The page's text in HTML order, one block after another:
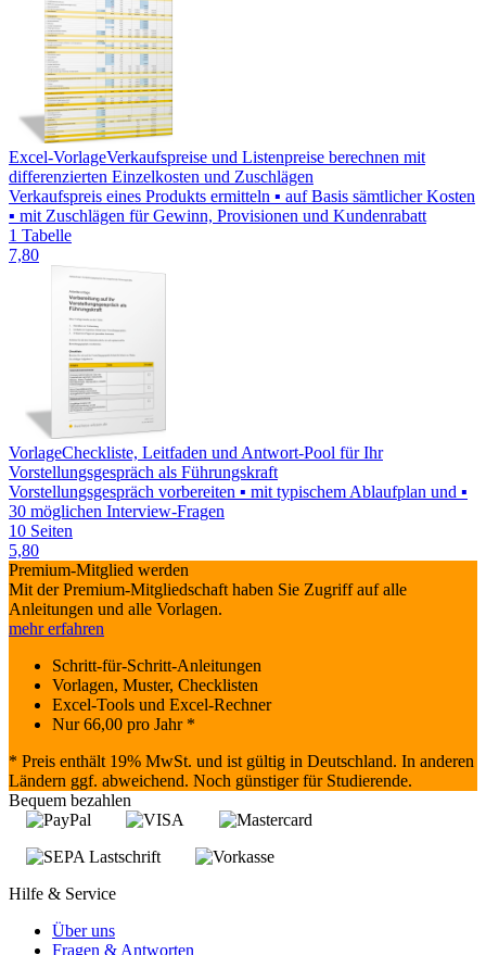
Excel-VorlageVerkaufspreise und Listenpreise berechnen mit
differenzierten Einzelkosten und Zuschlägen
Verkaufspreis eines Produkts ermitteln ▪ auf Basis sämtlicher Kosten
▪ mit Zuschlägen für Gewinn, Provisionen und Kundenrabatt
1 Tabelle
7,80
VorlageCheckliste, Leitfaden und Antwort-Pool für Ihr
Vorstellungsgespräch als Führungskraft
Vorstellungsgespräch vorbereiten ▪ mit typischem Ablaufplan und ▪
30 möglichen Interview-Fragen
10 Seiten
5,80
Premium-Mitglied werden
Mit der Premium-Mitgliedschaft haben Sie Zugriff auf alle
Anleitungen und alle Vorlagen.
mehr erfahren
Schritt-für-Schritt-Anleitungen
Vorlagen, Muster, Checklisten
Excel-Tools und Excel-Rechner
Nur66,00 pro Jahr *
* Preis enthält 19% MwSt. und ist gültig in Deutschland. In anderen
Ländern ggf. abweichend. Noch günstiger für Studierende.
Bequem bezahlen
Hilfe & Service
Über uns
Fragen & Antworten